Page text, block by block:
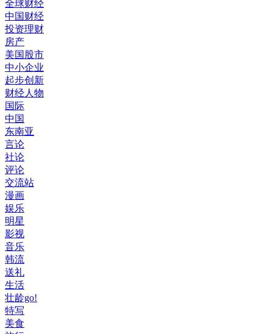
全球财经
中国财经
投资理财
房产
美国股市
中小企业
起步创新
财经人物
国际
中国
东南亚
言论
社论
评论
交流站
漫画
娱乐
明星
影视
音乐
韩流
送礼
生活
壮龄go!
特写
美食